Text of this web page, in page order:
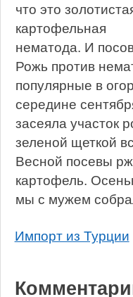
что это
картофельная
нематода. И
Рожь против
популярные в
середине
засеяла участок
зеленой щеткой
Весной посевы
картофель.
мы с мужем
Импорт из Турции